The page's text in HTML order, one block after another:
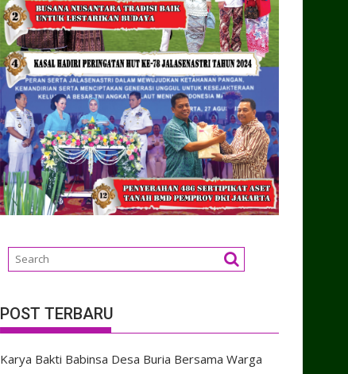
POST TERBARU
Karya Bakti Babinsa Desa Buria Bersama Warga